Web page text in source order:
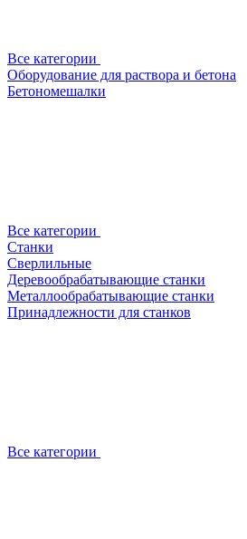
Все категории
Оборудование для раствора и бетона
Бетономешалки
Все категории
Станки
Сверлильные
Деревообрабатывающие станки
Металлообрабатывающие станки
Принадлежности для станков
Все категории